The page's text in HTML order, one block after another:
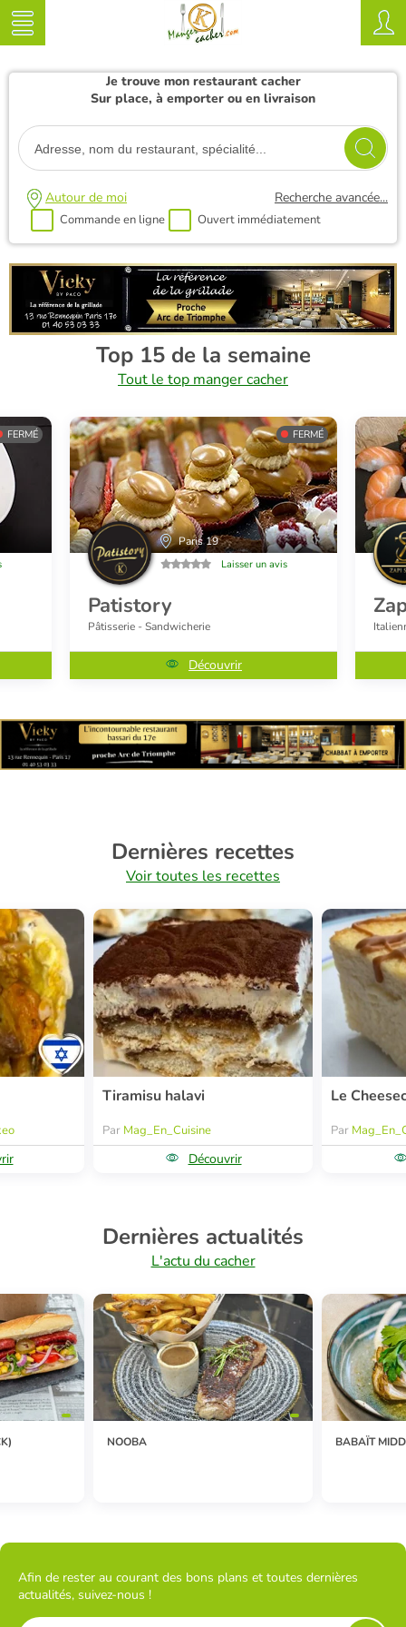
Je trouve mon restaurant cacher
Sur place, à emporter ou en livraison
Autour de moi
Commande en ligne Ouvert immédiatement
Recherche avancée...
Top 15 de la semaine
Tout le top manger cacher
FERMÉ FERMÉ
Paris 19
Laisser un avis
Patistory
Pâtisserie - Sandwicherie
Découvrir
Dernières recettes
Voir toutes les recettes
Tiramisu halavi
Par Mag_En_Cuisine
Découvrir
Le
Par
Dernières actualités
L'actu du cacher
NOOBA BABAÏT
Afin de rester au courant des bons plans et toutes dernières
actualités, suivez-nous !